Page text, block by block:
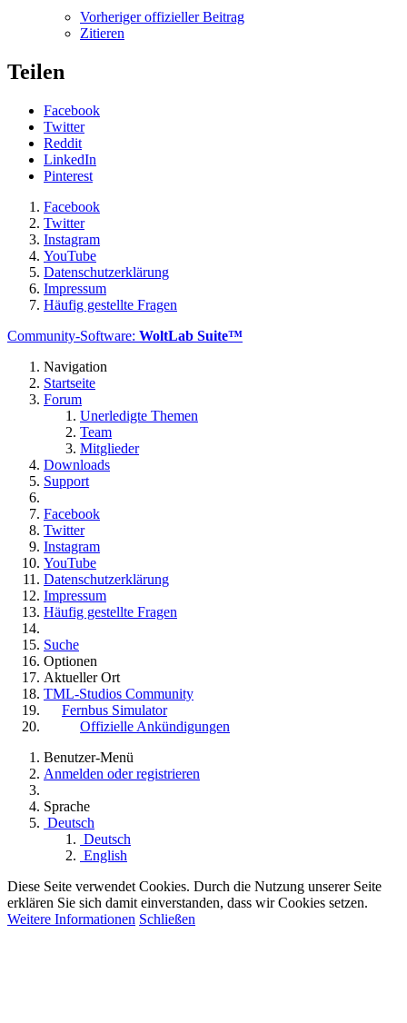
Vorheriger offizieller Beitrag
Zitieren
Teilen
Facebook
Twitter
Reddit
LinkedIn
Pinterest
Facebook
Twitter
Instagram
YouTube
Datenschutzerklärung
Impressum
Häufig gestellte Fragen
Community-Software: WoltLab Suite™
Navigation
Startseite
Forum
Unerledigte Themen
Team
Mitglieder
Downloads
Support
Facebook
Twitter
Instagram
YouTube
Datenschutzerklärung
Impressum
Häufig gestellte Fragen
Suche
Optionen
Aktueller Ort
TML-Studios Community
Fernbus Simulator
Offizielle Ankündigungen
Benutzer-Menü
Anmelden oder registrieren
Sprache
Deutsch
Deutsch
English
Diese Seite verwendet Cookies. Durch die Nutzung unserer Seite
erklären Sie sich damit einverstanden, dass wir Cookies setzen.
Weitere Informationen Schließen